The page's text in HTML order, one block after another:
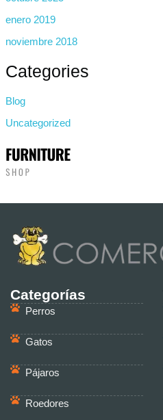
enero 2019
noviembre 2018
Categories
Blog
Uncategorized
Categorías
Perros
Gatos
Pájaros
Roedores